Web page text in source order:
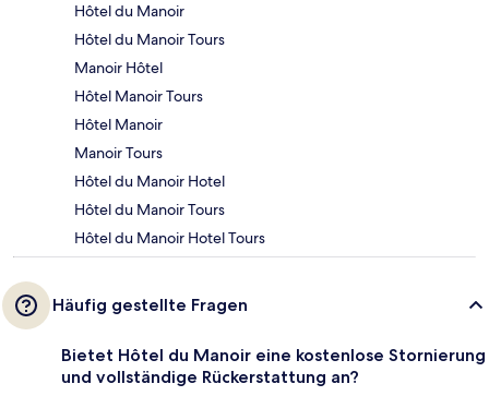
Hôtel du Manoir
Hôtel du Manoir Tours
Manoir Hôtel
Hôtel Manoir Tours
Hôtel Manoir
Manoir Tours
Hôtel du Manoir Hotel
Hôtel du Manoir Tours
Hôtel du Manoir Hotel Tours
Häufig gestellte Fragen
Bietet Hôtel du Manoir eine kostenlose Stornierung
und vollständige Rückerstattung an?